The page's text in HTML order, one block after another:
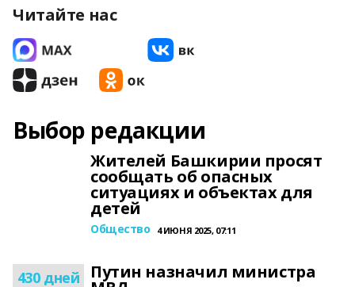
Читайте нас
Выбор редакции
Жителей Башкирии просят
сообщать об опасных
ситуациях и объектах для
детей
Общество 4 ИЮНЯ 2025, 07:11
430 дней Путин назначил министра